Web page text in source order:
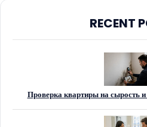
RECENT
Проверка квартиры на сырость